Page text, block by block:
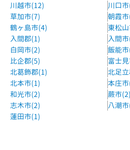
川越市(12)
川口
草加市(7)
朝霞
鶴ヶ島市(4)
東松
入間郡(1)
入間
白岡市(2)
飯能
比企郡(5)
富士
北葛飾郡(1)
北足
北本市(1)
本庄
和光市(2)
蕨市(2)
志木市(2)
八潮
蓮田市(1)